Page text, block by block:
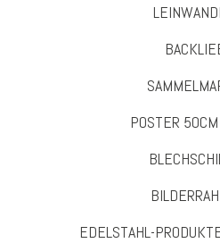
POSTER
EDELSTAHL-